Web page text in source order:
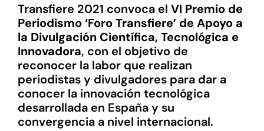
Transfiere 2021 convoca el VI Premio de
Periodismo ‘Foro Transfiere’ de Apoyo a
la Divulgación Científica, Tecnológica e
Innovadora, con el objetivo de
reconocer la labor que realizan
periodistas y divulgadores para dar a
conocer la innovación tecnológica
desarrollada en España y su
convergencia a nivel internacional.